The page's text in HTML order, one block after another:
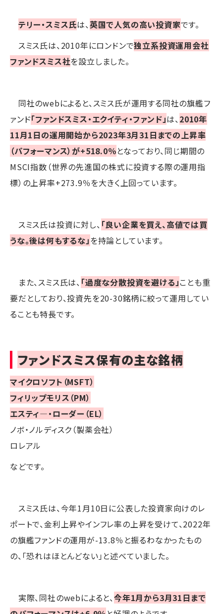
テリー・スミス氏は、英国で人気の高い投資家です。
スミス氏は、2010年にロンドンで独立系投資運用会社
ファンドスミス社を設立しました。
同社のwebによると、スミス氏が運用する同社の旗艦フ
ァンド「ファンドスミス・エクイティ・ファンド」は、2010年
11月1日の運用開始から2023年3月31日までの上昇率
（パフォーマンス）が+518.0％となっており、同じ期間の
MSCI指数（世界の先進国の株式に投資する際の運用指
標）の上昇率+273.9％を大きく上回っています。
スミス氏は投資に対し、 「良い企業を買え、高値では買
うな。後は何もするな」を持論としています。
また、スミス氏は、 「過度な分散投資を避ける」ことも重
要だとしており、投資先を20-30銘柄に絞って運用してい
ることも特長です。
ファンドスミス保有の主な銘柄
マイクロソフト（MSFT）
フィリップモリス（PM）
エスティ―・ローダー（EL）
ノボ・ノルディスク（製薬会社）
ロレアル
などです。
スミス氏は、今年1月10日に公表した投資家向けのレ
ポートで、金利上昇やインフレ率の上昇を受けて、2022年
の旗艦ファンドの運用が-13.8％と振るわなかったもの
の、「恐れはほとんどない」と述べていました。
実際、同社のwebによると、今年1月から3月31日まで